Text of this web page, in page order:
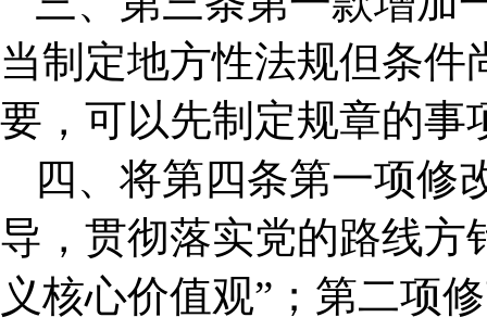
当制定地方性法规但条
要，可以先制定规章的事
四、将第四条第一项修
导，贯彻落实党的路线方
义核心价值观”；第二项